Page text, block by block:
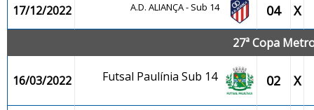
17/12/2022 A.D. ALIANÇA - Sub 14 04 X
27ª Copa
16/03/2022 Futsal Paulínia Sub 14 02 X